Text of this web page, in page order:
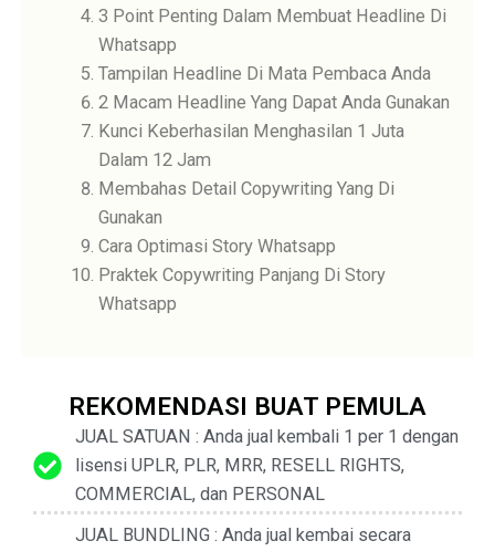
3 Point Penting Dalam Membuat Headline Di
Whatsapp
Tampilan Headline Di Mata Pembaca Anda
2 Macam Headline Yang Dapat Anda Gunakan
Kunci Keberhasilan Menghasilan 1 Juta
Dalam 12 Jam
Membahas Detail Copywriting Yang Di
Gunakan
Cara Optimasi Story Whatsapp
Praktek Copywriting Panjang Di Story
Whatsapp
REKOMENDASI BUAT PEMULA
JUAL SATUAN : Anda jual kembali 1 per 1 dengan
lisensi UPLR, PLR, MRR, RESELL RIGHTS,
COMMERCIAL, dan PERSONAL
JUAL BUNDLING : Anda jual kembai secara